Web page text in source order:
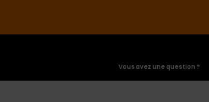
Vous avez une question ?